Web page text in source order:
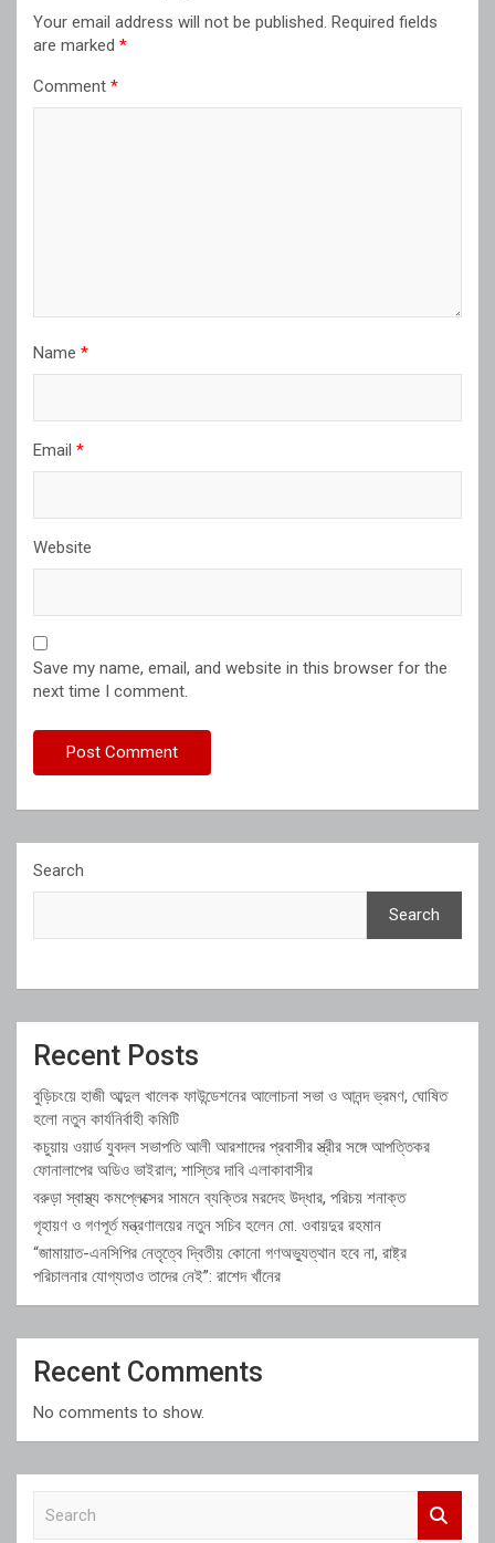
Your email address will not be published. Required fields
are marked *
Comment *
Name *
Email *
Website
Save my name, email, and website in this browser for the
next time I comment.
Search
Search
Recent Posts
বুড়িচংয়ে হাজী আব্দুল খালেক ফাউন্ডেশনের আলোচনা সভা ও আনন্দ ভ্রমণ, ঘোষিত
হলো নতুন কার্যনির্বাহী কমিটি
কচুয়ায় ওয়ার্ড যুবদল সভাপতি আলী আরশাদের প্রবাসীর স্ত্রীর সঙ্গে আপত্তিকর
ফোনালাপের অডিও ভাইরাল; শাস্তির দাবি এলাকাবাসীর
বরুড়া স্বাস্থ্য কমপ্লেক্সের সামনে ব্যক্তির মরদেহ উদ্ধার, পরিচয় শনাক্ত
গৃহায়ণ ও গণপূর্ত মন্ত্রণালয়ের নতুন সচিব হলেন মো. ওবায়দুর রহমান
“জামায়াত-এনসিপির নেতৃত্বে দ্বিতীয় কোনো গণঅভ্যুত্থান হবে না, রাষ্ট্র
পরিচালনার যোগ্যতাও তাদের নেই”: রাশেদ খাঁনের
Recent Comments
No comments to show.